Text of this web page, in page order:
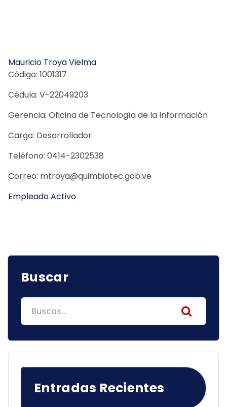
Mauricio Troya Vielma
Código: 1001317
Cédula: V-22049203
Gerencia: Oficina de Tecnología de la Información
Cargo: Desarrollador
Teléfono: 0414-2302538
Correo: mtroya@quimbiotec.gob.ve
Empleado Activo
Buscar
Search
for:
Entradas Recientes